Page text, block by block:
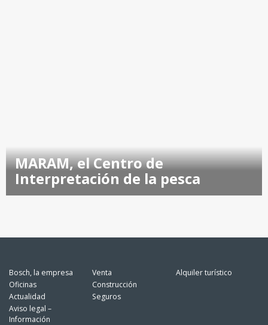
MARAM, el Centro de
Interpretación de la pesca
Bosch, la empresa
Oficinas
Actualidad
Aviso legal –
Información
Venta
Construcción
Seguros
Alquiler turístico